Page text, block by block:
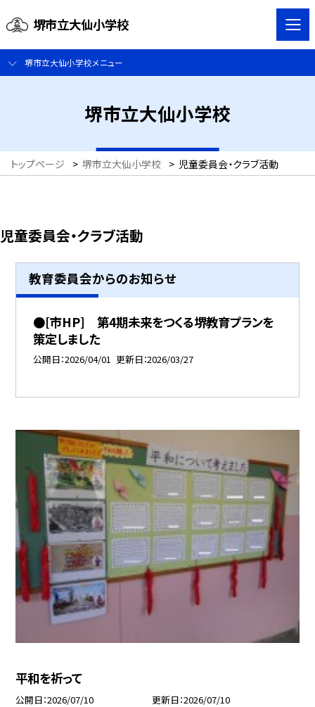
堺市立大仙小学校
堺市立大仙小学校メニュー
堺市立大仙小学校
トップページ > 堺市立大仙小学校 > 児童委員会・クラブ活動
児童委員会・クラブ活動
教育委員会からのお知らせ
●[市HP] 第4期未来をつくる堺教育プランを
策定しました
公開日 2026/04/01 更新日 2026/03/27
平和を祈って
公開日 2026/07/10 更新日 2026/07/10